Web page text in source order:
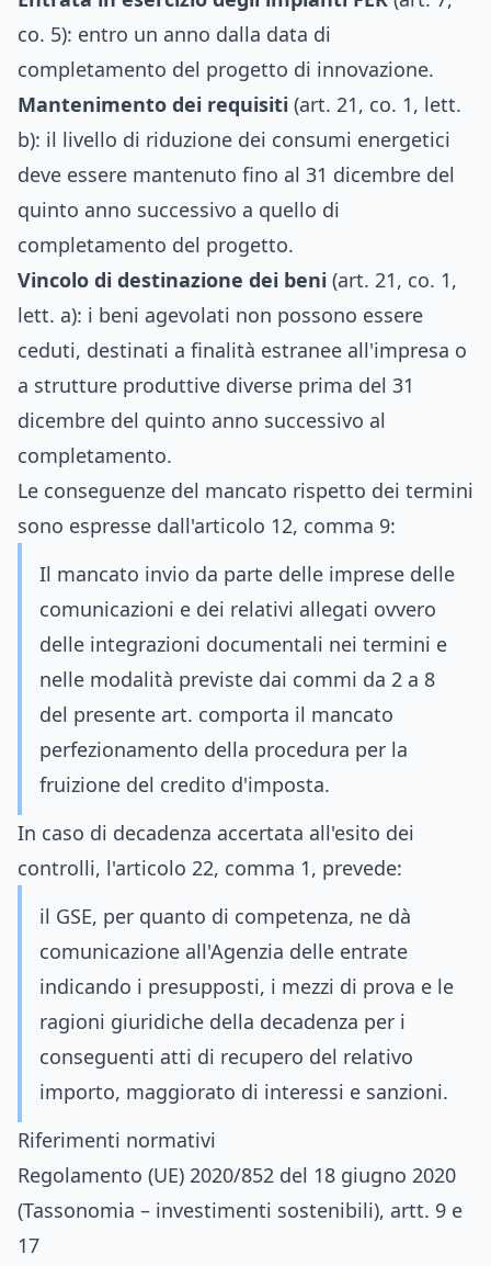
co. 5): entro un anno dalla data di
completamento del progetto di innovazione.
Mantenimento dei requisiti (art. 21, co. 1, lett.
b): il livello di riduzione dei consumi energetici
deve essere mantenuto fino al 31 dicembre del
quinto anno successivo a quello di
completamento del progetto.
Vincolo di destinazione dei beni (art. 21, co. 1,
lett. a): i beni agevolati non possono essere
ceduti, destinati a finalità estranee all'impresa o
a strutture produttive diverse prima del 31
dicembre del quinto anno successivo al
completamento.
Le conseguenze del mancato rispetto dei termini
sono espresse dall'articolo 12, comma 9:
Il mancato invio da parte delle imprese delle
comunicazioni e dei relativi allegati ovvero
delle integrazioni documentali nei termini e
nelle modalità previste dai commi da 2 a 8
del presente art. comporta il mancato
perfezionamento della procedura per la
fruizione del credito d'imposta.
In caso di decadenza accertata all'esito dei
controlli, l'articolo 22, comma 1, prevede:
il GSE, per quanto di competenza, ne dà
comunicazione all'Agenzia delle entrate
indicando i presupposti, i mezzi di prova e le
ragioni giuridiche della decadenza per i
conseguenti atti di recupero del relativo
importo, maggiorato di interessi e sanzioni.
Riferimenti normativi
Regolamento (UE) 2020/852 del 18 giugno 2020
(Tassonomia – investimenti sostenibili), artt. 9 e
17